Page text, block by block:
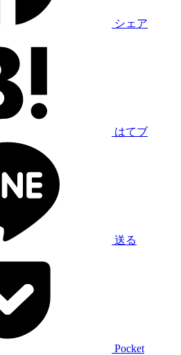
シェア
はてブ
送る
Pocket